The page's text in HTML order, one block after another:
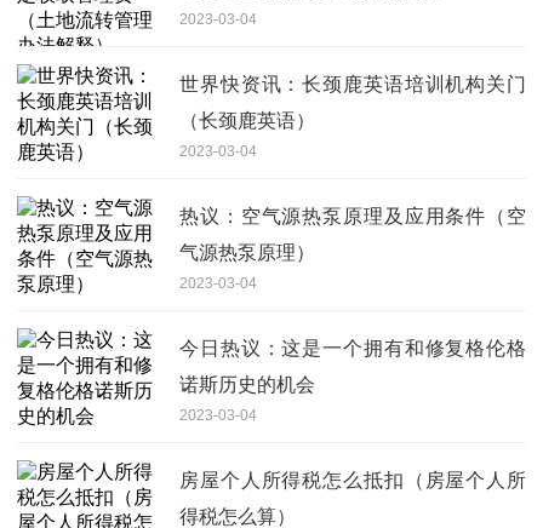
2023-03-04
世界快资讯：长颈鹿英语培训机构关门
（长颈鹿英语）
2023-03-04
热议：空气源热泵原理及应用条件（空
气源热泵原理）
2023-03-04
今日热议：这是一个拥有和修复格伦格
诺斯历史的机会
2023-03-04
房屋个人所得税怎么抵扣（房屋个人所
得税怎么算）